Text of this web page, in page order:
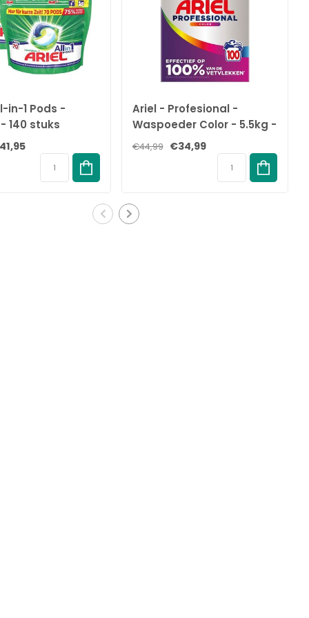
in-1 Pods -
140 stuks
Ariel - Profesional -
Waspoeder Color - 5.5kg -
100 Wasbeurten
€44,99 €34,99